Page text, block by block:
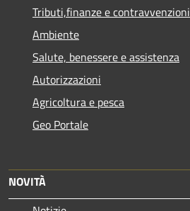
Tributi,finanze e contravvenzioni
Ambiente
Salute, benessere e assistenza
Autorizzazioni
Agricoltura e pesca
Geo Portale
NOVITÀ